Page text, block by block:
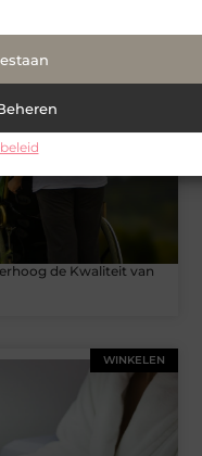
de Kwaliteit van
WINKELEN